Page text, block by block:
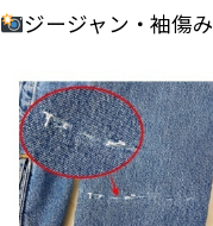
ジージャン・袖傷